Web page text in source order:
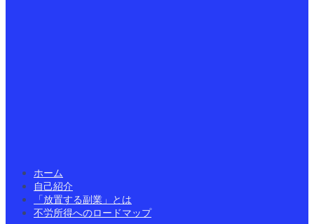
ホーム
自己紹介
「放置する副業」とは
不労所得へのロードマップ